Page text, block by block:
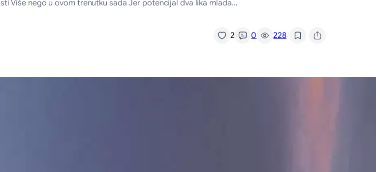
Više nego u ovom trenutku sada Jer potencijal dva lika mlada…
2 0 228/